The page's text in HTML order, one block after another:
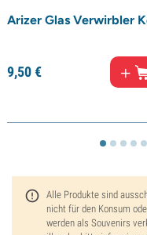
Arizer Glas Verwirbler
9,50€
Alle Produkte sind
nicht für den Konsum
werden als Souvenirs